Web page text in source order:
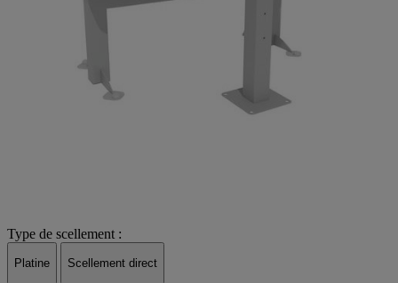
Type de scellement :
Platine Scellement direct